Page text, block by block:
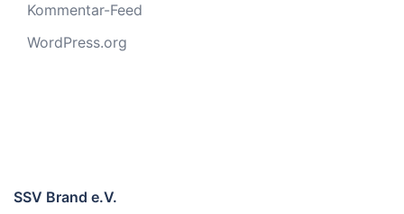
Kommentar-Feed
WordPress.org
SSV Brand e.V.